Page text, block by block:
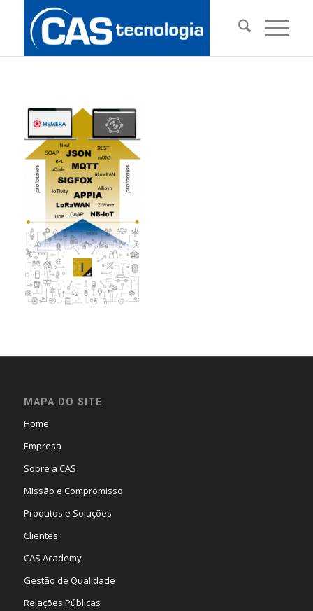
MAPA DO SITE
Home
Empresa
Sobre a CAS
Missão e Compromisso
Produtos e Soluções
Clientes
CAS Academy
Gestão de Qualidade
Relações Públicas